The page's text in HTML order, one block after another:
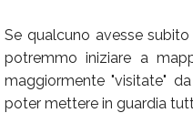
Se qualcuno avesse
potremmo iniziare a
maggiormente "visitate"
poter mettere in guardia